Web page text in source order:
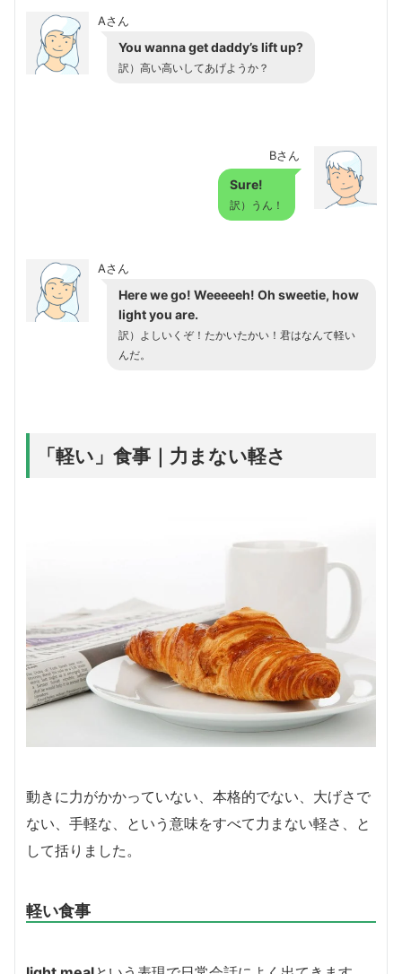
Aさん
You wanna get daddy’s lift up?
訳）高い高いしてあげようか？
Bさん
Sure!
訳）うん！
Aさん
Here we go! Weeeeeh! Oh sweetie, how
light you are.
訳）よしいくぞ！たかいたかい！君はなんて軽い
んだ。
「軽い」食事｜力まない軽さ
動きに力がかかっていない、本格的でない、大げさで
ない、手軽な、という意味をすべて力まない軽さ、と
して括りました。
軽い食事